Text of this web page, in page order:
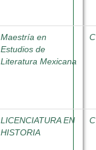
Maestría en
Estudios de
Literatura Mexicana
LICENCIATURA EN
HISTORIA